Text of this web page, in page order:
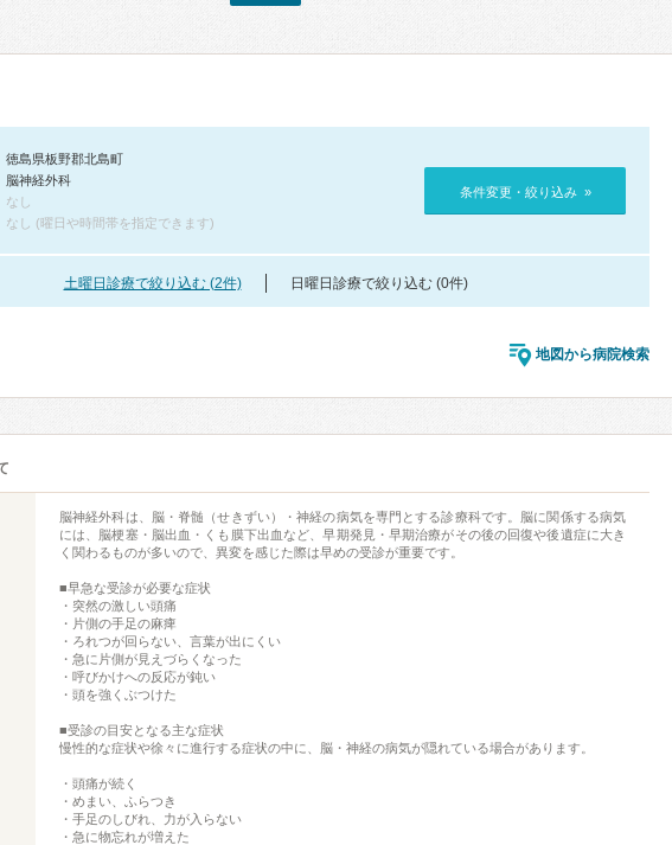
徳島県板野郡北島町
脳神経外科
なし
なし (曜日や時間帯を指定できます)
条件変更・絞り込み »
土曜日診療で絞り込む (2件) 日曜日診療で絞り込む (0件)
地図から病院検索
脳神経外科は、脳・脊髄（せきずい）・神経の病気を専門とする診療科です。脳に関係する病気
には、脳梗塞・脳出血・くも膜下出血など、早期発見・早期治療がその後の回復や後遺症に大き
く関わるものが多いので、異変を感じた際は早めの受診が重要です。
■早急な受診が必要な症状
・突然の激しい頭痛
・片側の手足の麻痺
・ろれつが回らない、言葉が出にくい
・急に片側が見えづらくなった
・呼びかけへの反応が鈍い
・頭を強くぶつけた
■受診の目安となる主な症状
慢性的な症状や徐々に進行する症状の中に、脳・神経の病気が隠れている場合があります。
・頭痛が続く
・めまい、ふらつき
・手足のしびれ、力が入らない
・急に物忘れが増えた